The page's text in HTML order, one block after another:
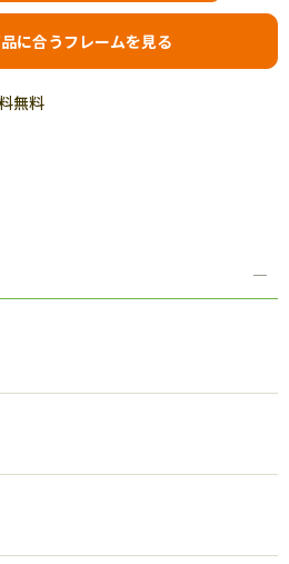
に合うフレームを見る
無料